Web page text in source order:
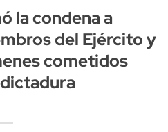
la condena a
del Ejército y
cometidos